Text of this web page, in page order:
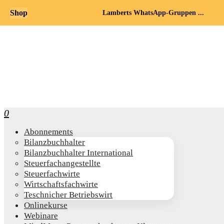
0
Abon­ne­ments
Bilanz­buch­hal­ter
Bilanz­buch­hal­ter International
Steu­er­fach­an­ge­stell­te
Steu­er­fach­wir­te
Wirt­schafts­fach­wir­te
Teschni­cher Betriebswirt
Online­kur­se
Web­i­na­re
Shop Lamberts WhatsApp-Gruppen ...